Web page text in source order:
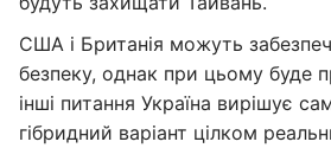
США і Британія можуть
безпеку, однак при цьому буде
інші питання Україна вирішує
гібридний варіант цілком